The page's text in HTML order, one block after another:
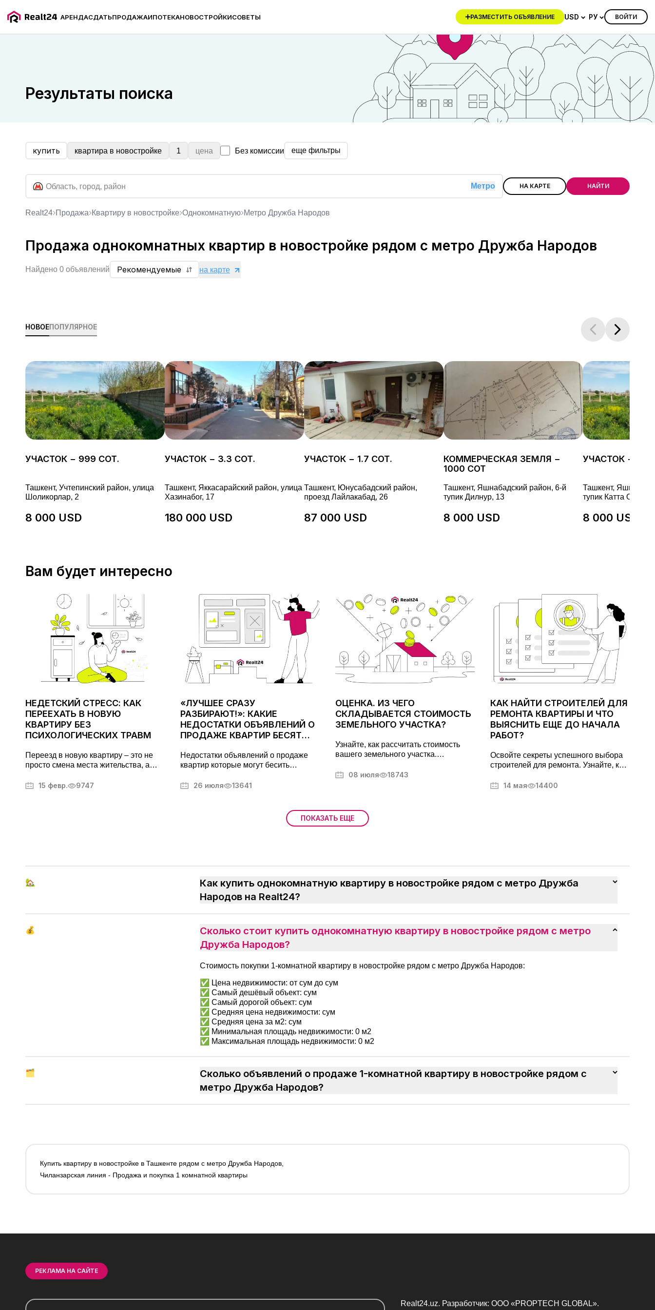
АРЕНДАСДАТЬПРОДАЖАИПОТЕКАНОВОСТРОЙКИСОВЕТЫ РАЗМЕСТИТЬ ОБЪЯВЛЕНИЕ USD РУ ВОЙТИ
Результаты поиска
купить квартира в новостройке 1 цена Без комиссии еще фильтры
Метро НА КАРТЕ НАЙТИ
Realt24 Продажа квартиру в новостройке однокомнатную метро Дружба Народов
Продажа однокомнатных квартир в новостройке рядом с метро Дружба Народов
Найдено 0 объявлений Рекомендуемые на карте
НОВОЕПОПУЛЯРНОЕ
УЧАСТОК − 999 СОТ.
Ташкент, Учтепинский район, улица
Шоликорлар, 2
8 000 USD
УЧАСТОК − 3.3 СОТ.
Ташкент, Яккасарайский район, улица
Хазинабог, 17
180 000 USD
УЧАСТОК − 1.7 СОТ.
Ташкент, Юнусабадский район,
проезд Лайлакабад, 26
87 000 USD
КОММЕРЧЕСКАЯ ЗЕМЛЯ −
1000 СОТ
Ташкент, Яшнабадский район, 6-й
тупик Дилнур, 13
8 000 USD
УЧАСТОК −
Ташкент,
тупик Катта Олмос,
8 000 USD
Вам будет интересно
НЕДЕТСКИЙ СТРЕСС: КАК
ПЕРЕЕХАТЬ В НОВУЮ
КВАРТИРУ БЕЗ
ПСИХОЛОГИЧЕСКИХ ТРАВМ
Переезд в новую квартиру – это не
просто смена места жительства, а
подготовки. Он может вызывать
15 февр. 9747
«ЛУЧШЕЕ СРАЗУ
РАЗБИРАЮТ!»: КАКИЕ
НЕДОСТАТКИ ОБЪЯВЛЕНИЙ О
ПРОДАЖЕ КВАРТИР БЕСЯТ
Недостатки объявлений о продаже
квартир которые могут бесить
фотографий, цен, скрытых проблем и
26 июля 13641
ОЦЕНКА. ИЗ ЧЕГО
СКЛАДЫВАЕТСЯ СТОИМОСТЬ
ЗЕМЕЛЬНОГО УЧАСТКА?
Узнайте, как рассчитать стоимость
вашего земельного участка.
важные критерии и правовые
08 июля 18743
КАК НАЙТИ СТРОИТЕЛЕЙ ДЛЯ
РЕМОНТА КВАРТИРЫ И ЧТО
ВЫЯСНИТЬ ЕЩЕ ДО НАЧАЛА
РАБОТ?
Освойте секреты успешного выбора
строителей для ремонта. Узнайте, как
проблем, проверить лицензии и
14 мая 14400
ПОКАЗАТЬ ЕЩЕ
🏡
Как купить однокомнатную квартиру в новостройке рядом с метро Дружба
Народов на Realt24?
💰
Сколько стоит купить однокомнатную квартиру в новостройке рядом с метро
Дружба Народов?
Стоимость покупки 1-комнатной квартиру в новостройке рядом с метро Дружба Народов:
✅ Цена недвижимости: от сум до сум
✅ Самый дешёвый объект: сум
✅ Самый дорогой объект: сум
✅ Средняя цена недвижимости: сум
✅ Средняя цена за м2: сум
✅ Минимальная площадь недвижимости: 0 м2
✅ Максимальная площадь недвижимости: 0 м2
🗂
Сколько объявлений о продаже 1-комнатной квартиру в новостройке рядом с
метро Дружба Народов?
Купить квартиру в новостройке в Ташкенте рядом с метро Дружба Народов,
Чиланзарская линия - Продажа и покупка 1 комнатной квартиры
РЕКЛАМА НА САЙТЕ
Realt24.uz. Разработчик: ООО «PROPTECH GLOBAL».